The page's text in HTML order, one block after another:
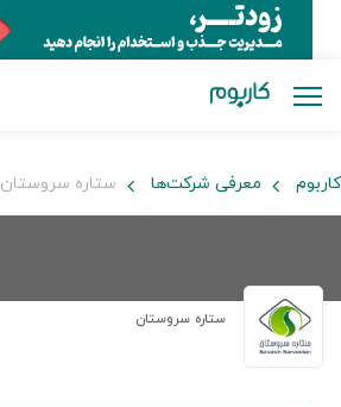
کاربوم معرفی شرکت‌ها ستاره سروستان
ستاره سروستان